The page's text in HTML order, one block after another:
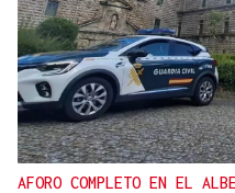
AFORO COMPLETO EN EL